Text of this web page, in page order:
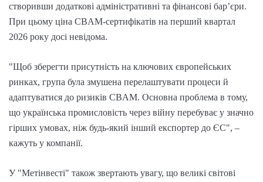
створивши додаткові адміністративні та фінансові бар’єри.
При цьому ціна CBAM-сертифікатів на перший квартал
2026 року досі невідома.
"Щоб зберегти присутність на ключових європейських
ринках, група була змушена перелаштувати процеси й
адаптуватися до ризиків CBAM. Основна проблема в тому,
що українська промисловість через війну перебуває у значно
гірших умовах, ніж будь-який інший експортер до ЄС", –
кажуть у компанії.
У "Метінвесті" також звертають увагу, що великі світові